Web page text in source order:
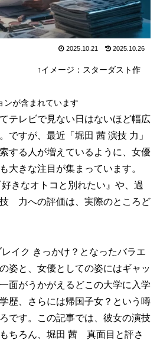
2025.10.21 2025.10.26
スターダスト作
ンが含まれています
テレビで見ない日はないほど幅広
ですが、最近「堀田 茜 演技 力」
する人が増えているように、女優
大きな注目が集まっています。
きなオトコと別れたい』や、過
力への評価は、実際のところど
イク きっかけ？となったバラエ
姿と、女優としての姿にはギャッ
面がうかがえるどこの大学に入学
歴、さらには帰国子女？という噂
です。この記事では、彼女の演技
ちろん、堀田 茜 真面目と評さ